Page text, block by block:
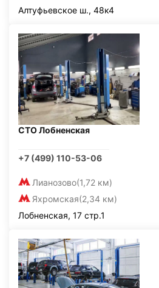
Алтуфьевское ш., 48к4
СТО Лобненская
+7 (499) 110-53-06
Лианозово(1,72 км)
Яхромская(2,34 км)
Лобненская, 17 стр.1